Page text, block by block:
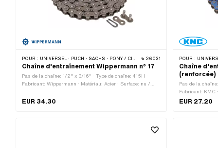
POUR : UNIVERSEL · PUCH · SACHS · PONY / CILO (BÊTA 521 & 512) · ZÜNDAPP BELMONDO · TOMOS · BYE BIKE · CILO · HERCULES 26031
Chaîne d'entraînement Wippermann n° 17
Pas de la chaîne: 1/2" x 3/16" · Type de chaîne: 415H ·
Fabricant: Wippermann · Matériau: Acier · Surface: nu /
Nombre de maillons: 114 pcs · Type de cadenas à chaîne:
EUR 34.30
POUR : UNIVERSEL · PUCH ·
Chaîne
(renforcée)
Pas de la
Fabricant: KMC
bleu · Nombre
EUR 27.20